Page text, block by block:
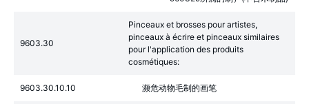
9603.30
Pinceaux et brosses pour artistes,
pinceaux à écrire et pinceaux similaires
pour l'application des produits
cosmétiques:
9603.30.10.10 濒危动物毛制的画笔